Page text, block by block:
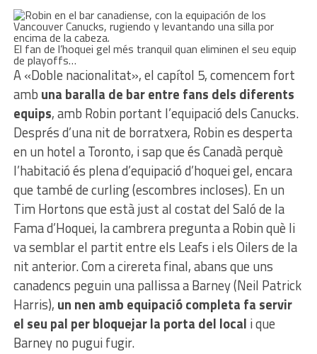
El fan de l’hoquei gel més tranquil quan eliminen el seu equip
de playoffs…
A «Doble nacionalitat», el capítol 5, comencem fort
amb una baralla de bar entre fans dels diferents
equips, amb Robin portant l’equipació dels Canucks.
Després d’una nit de borratxera, Robin es desperta
en un hotel a Toronto, i sap que és Canadà perquè
l’habitació és plena d’equipació d’hoquei gel, encara
que també de curling (escombres incloses). En un
Tim Hortons que està just al costat del Saló de la
Fama d’Hoquei, la cambrera pregunta a Robin què li
va semblar el partit entre els Leafs i els Oilers de la
nit anterior. Com a cirereta final, abans que uns
canadencs peguin una pallissa a Barney (Neil Patrick
Harris), un nen amb equipació completa fa servir
el seu pal per bloquejar la porta del local i que
Barney no pugui fugir.